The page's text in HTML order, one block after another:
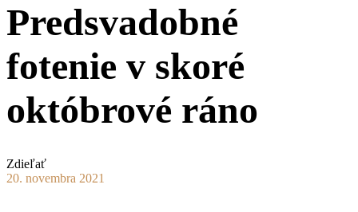
Predsvadobné
fotenie v skoré
októbrové ráno
Zdieľať
20. novembra 2021